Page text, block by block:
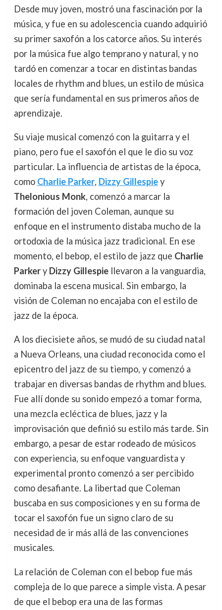
Desde muy joven, mostró una fascinación por la
música, y fue en su adolescencia cuando adquirió
su primer saxofón a los catorce años. Su interés
por la música fue algo temprano y natural, y no
tardó en comenzar a tocar en distintas bandas
locales de rhythm and blues, un estilo de música
que sería fundamental en sus primeros años de
aprendizaje.
Su viaje musical comenzó con la guitarra y el
piano, pero fue el saxofón el que le dio su voz
particular. La influencia de artistas de la época,
como Charlie Parker, Dizzy Gillespiey
Thelonious Monk, comenzó a marcar la
formación del joven Coleman, aunque su
enfoque en el instrumento distaba mucho de la
ortodoxia de la música jazz tradicional. En ese
momento, el bebop, el estilo de jazz que Charlie
Parkery Dizzy Gillespiellevaron a la vanguardia,
dominaba la escena musical. Sin embargo, la
visión de Coleman no encajaba con el estilo de
jazz de la época.
A los diecisiete años, se mudó de su ciudad natal
a Nueva Orleans, una ciudad reconocida como el
epicentro del jazz de su tiempo, y comenzó a
trabajar en diversas bandas de rhythm and blues.
Fue allí donde su sonido empezó a tomar forma,
una mezcla ecléctica de blues, jazz y la
improvisación que definió su estilo más tarde. Sin
embargo, a pesar de estar rodeado de músicos
con experiencia, su enfoque vanguardista y
experimental pronto comenzó a ser percibido
como desafiante. La libertad que Coleman
buscaba en sus composiciones y en su forma de
tocar el saxofón fue un signo claro de su
necesidad de ir más allá de las convenciones
musicales.
La relación de Coleman con el bebop fue más
compleja de lo que parece a simple vista. A pesar
de que el bebop era una de las formas